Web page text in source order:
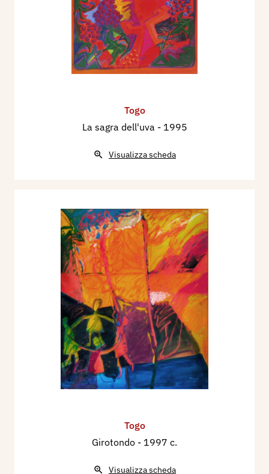
Togo
La sagra dell'uva - 1995
Visualizza scheda
Togo
Girotondo - 1997 c.
Visualizza scheda